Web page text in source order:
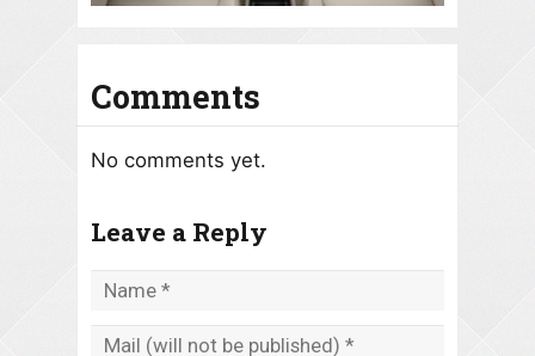
Comments
No comments yet.
Leave a Reply